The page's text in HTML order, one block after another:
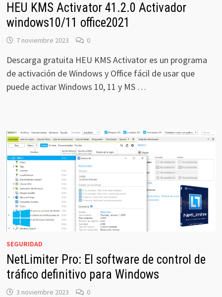
HEU KMS Activator 41.2.0 Activador
windows10/11 office2021
7 noviembre 2023 0
Descarga gratuita HEU KMS Activator es un programa
de activación de Windows y Office fácil de usar que
puede activar Windows 10, 11 y MS …
SEGURIDAD
NetLimiter Pro: El software de control de
tráfico definitivo para Windows
3 noviembre 2023 0